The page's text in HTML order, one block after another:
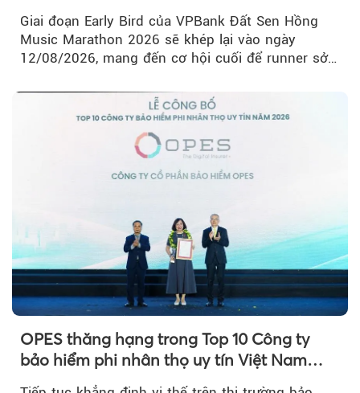
Giai đoạn Early Bird của VPBank Đất Sen Hồng
Music Marathon 2026 sẽ khép lại vào ngày
12/08/2026, mang đến cơ hội cuối để runner sở
OPES thăng hạng trong Top 10 Công ty
bảo hiểm phi nhân thọ uy tín Việt Nam